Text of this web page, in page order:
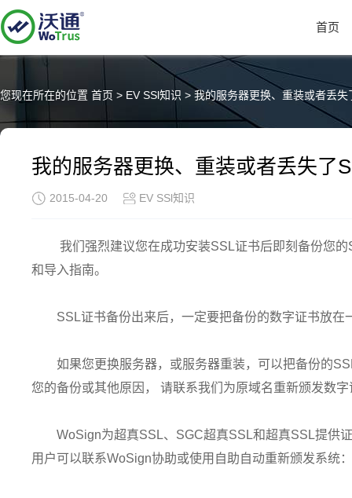
首页
您现在所在的位置 首页 > EV SSl知识 > 我的服务器更换、重装或者丢
我的服务器更换、重装或者丢失了
2015-04-20 EV SSl知识
我们强烈建议您在成功安装SSL证书后即刻备份您
和导入指南。
SSL证书备份出来后，一定要把备份的数字证书放在
如果您更换服务器，或服务器重装，可以把备份的
您的备份或其他原因， 请联系我们为原域名重新颁发数字
WoSign为超真SSL、SGC超真SSL和超真SSL提供
用户可以联系WoSign协助或使用自助自动重新颁发系统：